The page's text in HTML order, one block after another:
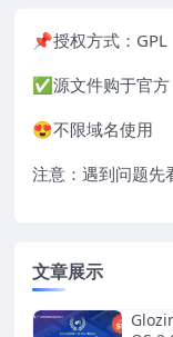
📌授权方式： GPL
✅源文件购于官
😍不限域名使用
注意：遇到问题先
文章展示